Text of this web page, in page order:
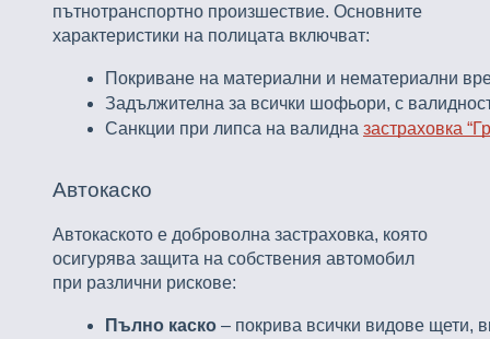
пътнотранспортно произшествие. Основните
характеристики на полицата включват:
Покриване на материални и нематериални
Задължителна за всички шофьори, с
Санкции при липса на валидна застраховка
Автокаско
Автокаското е доброволна застраховка, която
осигурява защита на собствения автомобил
при различни рискове:
Пълно каско – покрива всички видове щети,